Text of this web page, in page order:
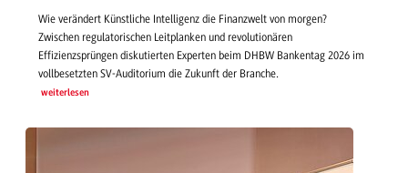
Wie verändert Künstliche Intelligenz die Finanzwelt von morgen?
Zwischen regulatorischen Leitplanken und revolutionären
Effizienzsprüngen diskutierten Experten beim DHBW Bankentag 2026 im
vollbesetzten SV-Auditorium die Zukunft der Branche.
weiterlesen